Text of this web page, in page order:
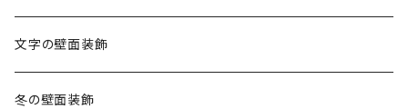
文字の壁面装飾
冬の壁面装飾